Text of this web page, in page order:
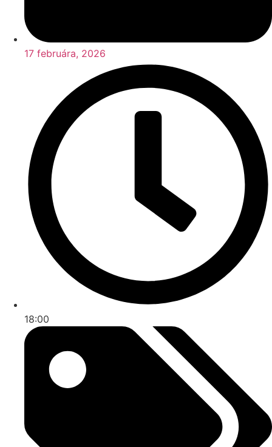
17 februára, 2026
18:00